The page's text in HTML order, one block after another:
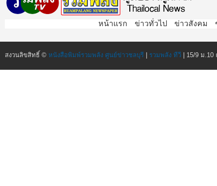
หน้าแรก ข่าวทั่วไป ข่าวสังคม
สงวนลิขสิทธิ์ © หนังสือพิมพ์รวมพลัง ศูนย์ข่าวชลบุรี | รวมพลัง ทีวี | 15/9 ม.10